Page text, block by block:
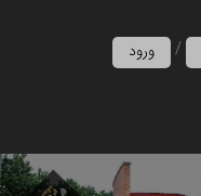
ورود /